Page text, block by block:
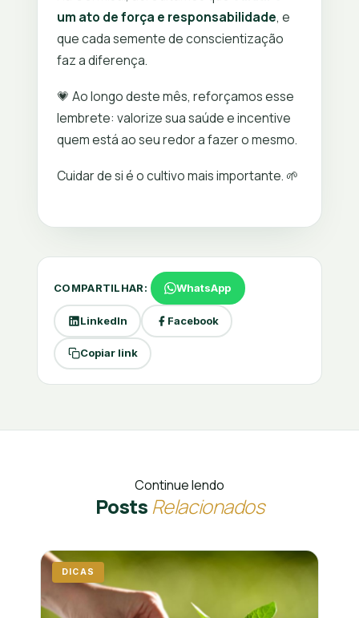
um ato de força e responsabilidade, e
que cada semente de conscientização
faz a diferença.
💗 Ao longo deste mês, reforçamos esse
lembrete: valorize sua saúde e incentive
quem está ao seu redor a fazer o mesmo.
Cuidar de si é o cultivo mais importante. 🌱
COMPARTILHAR: WhatsApp
LinkedIn Facebook
Copiar link
Continue lendo
Posts Relacionados
DICAS